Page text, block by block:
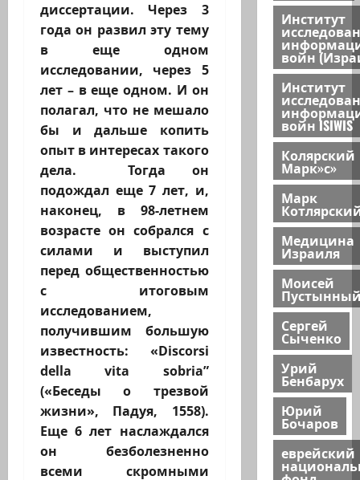
диссертации. Через 3
года он развил эту тему
в еще одном
исследовании, через 5
лет – в еще одном. И он
полагал, что не мешало
бы и дальше копить
опыт в интересах такого
дела. Тогда он
подождал еще 7 лет, и,
наконец, в 98-летнем
возрасте он собрался с
силами и выступил
перед общественностью
с итоговым
исследованием,
получившим большую
известность: «Discorsi
della vita sobria”
(«Беседы о трезвой
жизни», Падуя, 1558).
Еще 6 лет наслаждался
он безболезненно
всеми скромными
Институт
войн
Институт
войн ISIWIS
Колярский
Марк»с»
Марк
Медицина
Израиля
Моисей
Сергей
Сыченко
Урий
Бенбарух
Юрий
Бочаров
еврейский